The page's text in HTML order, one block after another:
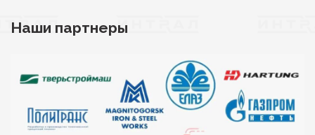
Наши партнеры